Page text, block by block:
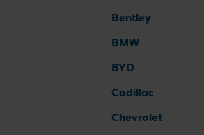
Bentley
BMW
BYD
Cadillac
Chevrolet